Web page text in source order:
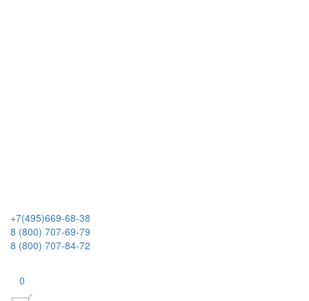
+7(495)669-68-38
8 (800) 707-69-79
8 (800) 707-84-72
0